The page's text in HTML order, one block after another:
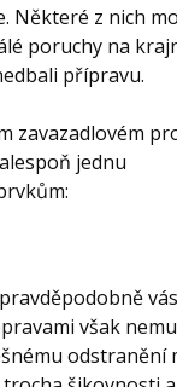
Některé z nich
poruchy na
přípravu.
zavazadlovém
jednu
však
odstranění